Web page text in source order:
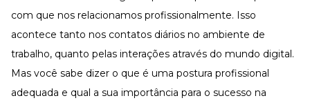
Recursos Humanos
Fortaleça a cultura organizacional
Treinamento de Produto
Desenvolva a sua equipe
Materiais Gratuitos
com que nos relacionamos profissionalmente. Isso
acontece tanto nos contatos diários no ambiente de
trabalho, quanto pelas interações através do mundo digital.
Mas você sabe dizer o que é uma postura profissional
adequada e qual a sua importância para o sucesso na